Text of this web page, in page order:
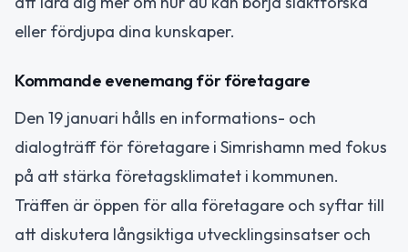
eller fördjupa dina kunskaper.
Kommande evenemang för företagare
Den 19 januari hålls en informations- och
dialogträff för företagare i Simrishamn med fokus
på att stärka företagsklimatet i kommunen.
Träffen är öppen för alla företagare och syftar till
att diskutera långsiktiga utvecklingsinsatser och